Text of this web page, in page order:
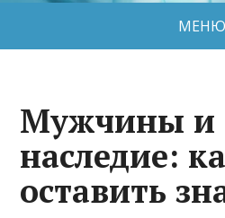
МЕНЮ
Мужчины и
наследие:
оставить